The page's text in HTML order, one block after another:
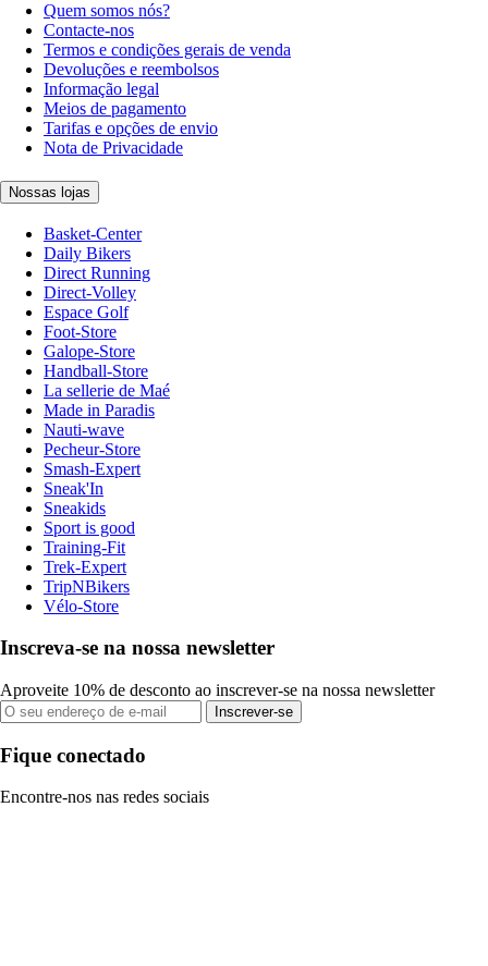
Quem somos nós?
Contacte-nos
Termos e condições gerais de venda
Devoluções e reembolsos
Informação legal
Meios de pagamento
Tarifas e opções de envio
Nota de Privacidade
Nossas lojas
Basket-Center
Daily Bikers
Direct Running
Direct-Volley
Espace Golf
Foot-Store
Galope-Store
Handball-Store
La sellerie de Maé
Made in Paradis
Nauti-wave
Pecheur-Store
Smash-Expert
Sneak'In
Sneakids
Sport is good
Training-Fit
Trek-Expert
TripNBikers
Vélo-Store
Inscreva-se na nossa newsletter
Aproveite 10% de desconto ao inscrever-se na nossa newsletter
Inscrever-se
Fique conectado
Encontre-nos nas redes sociais